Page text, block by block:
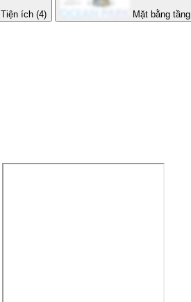
Tiện ích (4) Mặt bằng tầng